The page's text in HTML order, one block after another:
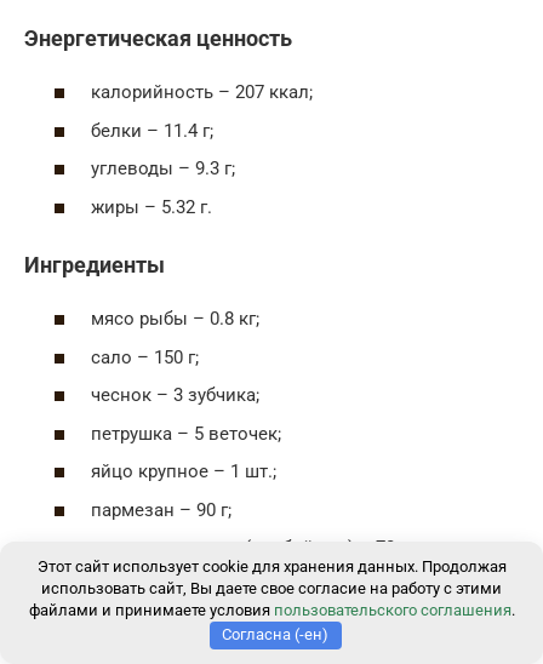
Энергетическая ценность
калорийность – 207 ккал;
белки – 11.4 г;
углеводы – 9.3 г;
жиры – 5.32 г.
Ингредиенты
мясо рыбы – 0.8 кг;
сало – 150 г;
чеснок – 3 зубчика;
петрушка – 5 веточек;
яйцо крупное – 1 шт.;
пармезан – 90 г;
мускатные орехи (дроблёные) – 70 г;
пшеничная мука – 20 г;
растительное масло – 40 мл;
Этот сайт использует cookie для хранения данных. Продолжая
использовать сайт, Вы даете свое согласие на работу с этими
файлами и принимаете условия пользовательского соглашения.
Согласна (-ен)